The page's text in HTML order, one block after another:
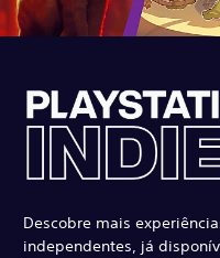
Descobre mais
independentes, já